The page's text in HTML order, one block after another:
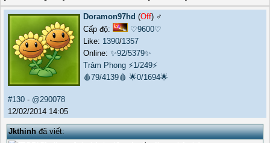
Doramon97hd (Off) ♂️
Cấp độ:
♡9600♡
Like: 1390/1357
Online: ✨92/5379✨
Trảm Phong ⚡1/249⚡
🩸79/4139🩸 🌟0/1694🌟
#130 - @290078
12/02/2014 14:05
Jkthinhđã viết: